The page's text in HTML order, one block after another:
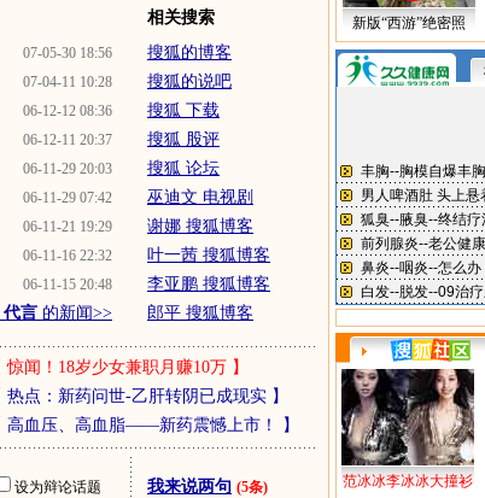
07-05-30 18:56
07-04-11 10:28
06-12-12 08:36
06-12-11 20:37
06-11-29 20:03
06-11-29 07:42
06-11-21 19:29
06-11-16 22:32
06-11-15 20:48
代言 的新闻>>
相关搜索
搜狐的博客
搜狐的说吧
搜狐 下载
搜狐 股评
搜狐 论坛
巫迪文 电视剧
谢娜 搜狐博客
叶一茜 搜狐博客
李亚鹏 搜狐博客
郎平 搜狐博客
惊闻！18岁少女兼职月赚10万】
热点：新药问世-乙肝转阴已成现实】
高血压、高血脂——新药震憾上市！ 】
设为辩论话题 我来说两句 (5条)
新版“西游”绝密照
范冰冰李冰冰大撞衫